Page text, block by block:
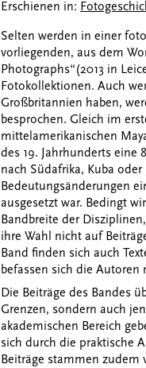
Erschienen in:
Selten werden in einer
vorliegenden, aus dem
Photographs“(2013 in
Fotokollektionen. Auch
Großbritannien haben,
besprochen. Gleich im
mittelamerikanischen
des 19. Jahrhunderts eine
nach Südafrika, Kuba
Bedeutungsänderungen
ausgesetzt war. Bedingt
Bandbreite der
ihre Wahl nicht auf
Band finden sich auch
befassen sich die
Die Beiträge des Bandes
Grenzen, sondern auch
akademischen Bereich
sich durch die praktische
Beiträge stammen